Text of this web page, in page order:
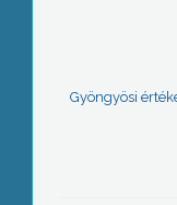
Gyöngyösi